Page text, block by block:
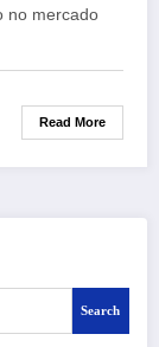
no mercado
Read More
Search